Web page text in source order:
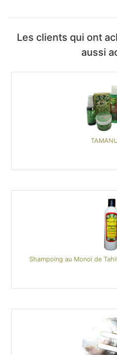
Les clients qui ont
aussi
Shampoing au Monoï de